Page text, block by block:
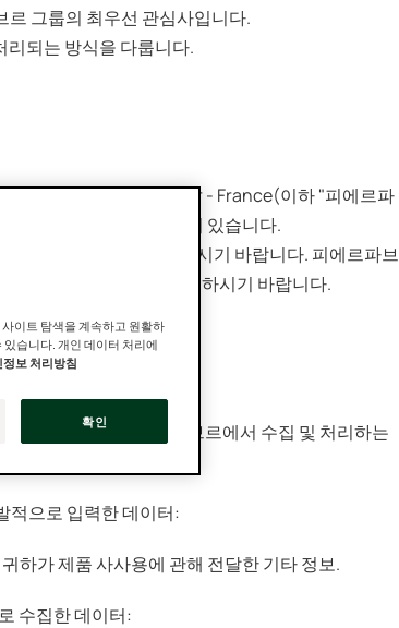
르 그룹의 최우선 관심사입니다.
리되는 방식을 다룹니다.
- 81500 Lavaur - France(이하 "피에르파
한 정보를 처리할 책임이 있습니다.
건이 적용되는지 파악하시기 바랍니다. 피에르파브
서 이를 정기적으로 확인하시기 바랍니다.
관련)에 따라 피에르파브르에서 수집 및 처리하는
적으로 입력한 데이터:
하가 제품 사사용에 관해 전달한 기타 정보.
수집한 데이터:
이트 탐색을 계속하고 원활하
습니다. 개인 데이터 처리에
보 처리방침
확인